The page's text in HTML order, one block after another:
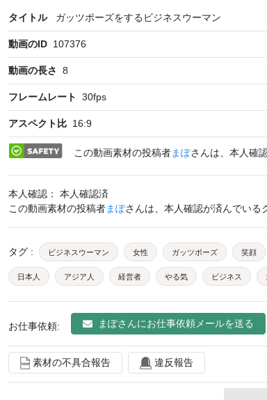
タイトル ガッツポーズをするビジネスウーマン
動画のID 107376
動画の長さ 8
フレームレート 30fps
アスペクト比 16:9
この動画素材の投稿者まぽさんは、本人確
本人確認： 本人確認済
この動画素材の投稿者まぽさんは、本人確認が済んでいる
タグ : ビジネスウーマン 女性 ガッツポーズ 笑顔
日本人 アジア人 経営者 やる気 ビジネス
モチベーション 上司 積極的 活力 成功 キ
同僚 チームワーク 楽しい コピースペース エネ
お仕事依頼: まぽさんにお仕事依頼メールを送る
素材の不具合報告 違反報告